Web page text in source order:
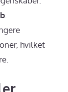
:
hvilket